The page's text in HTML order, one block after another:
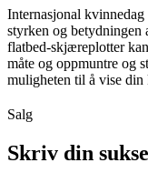
Internasjonal
styrken og
flatbed-skjæreplotter
måte og oppmuntre og
muligheten til å vise
Salg
Skriv din